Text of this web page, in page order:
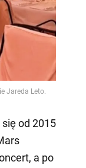
od 2015
a po